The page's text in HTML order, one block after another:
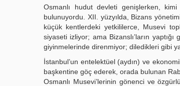
Osmanlı hudut devleti genişlerken,
bulunuyordu. XII. yüzyılda, Bizans
küçük kentlerdeki yetkililerce, Musevi
siyaseti izliyor; ama Bizanslı’ların
giyinmelerinde direnmiyor; diledikleri gibi
İstanbul’un entelektüel (aydın) ve
başkentine göç ederek, orada bulunan
Osmanlı Musevi’lerinin gönenci ve